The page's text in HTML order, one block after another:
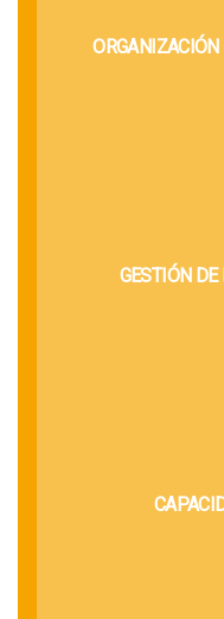
GESTIÓN DE